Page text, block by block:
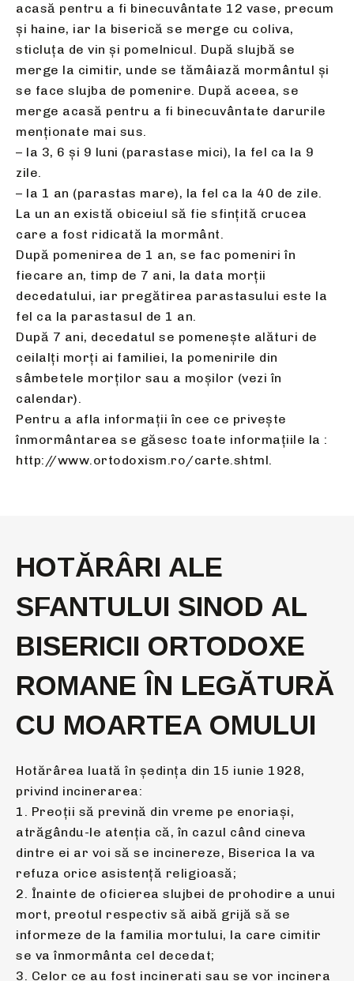
acasă pentru a fi binecuvântate 12 vase, precum
și haine, iar la biserică se merge cu coliva,
sticluța de vin și pomelnicul. După slujbă se
merge la cimitir, unde se tămâiază mormântul și
se face slujba de pomenire. După aceea, se
merge acasă pentru a fi binecuvântate darurile
menționate mai sus.
– la 3, 6 și 9 luni (parastase mici), la fel ca la 9
zile.
– la 1 an (parastas mare), la fel ca la 40 de zile.
La un an există obiceiul să fie sfințită crucea
care a fost ridicată la mormânt.
După pomenirea de 1 an, se fac pomeniri în
fiecare an, timp de 7 ani, la data morţii
decedatului, iar pregătirea parastasului este la
fel ca la parastasul de 1 an.
După 7 ani, decedatul se pomenește alături de
ceilalți morți ai familiei, la pomenirile din
sâmbetele morților sau a moșilor (vezi în
calendar).
Pentru a afla informații în cee ce privește
înmormântarea se găsesc toate informațiile la :
http://www.ortodoxism.ro/carte.shtml.
HOTĂRÂRI ALE
SFANTULUI SINOD AL
BISERICII ORTODOXE
ROMANE ÎN LEGĂTURĂ
CU MOARTEA OMULUI
Hotărârea luată în ședința din 15 iunie 1928,
privind incinerarea:
1. Preoții să prevină din vreme pe enoriași,
atrăgându-le atenția că, în cazul când cineva
dintre ei ar voi să se incinereze, Biserica la va
refuza orice asistență religioasă;
2. Înainte de oficierea slujbei de prohodire a unui
mort, preotul respectiv să aibă grijă să se
informeze de la familia mortului, la care cimitir
se va înmormânta cel decedat;
3. Celor ce au fost incinerați sau se vor incinera